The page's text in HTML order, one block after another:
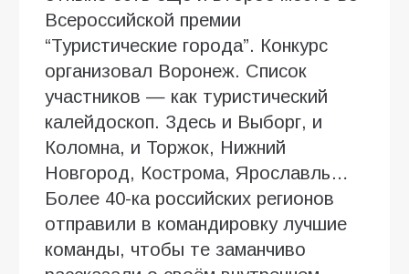
Всероссийской премии
“Туристические города”. Конкурс
организовал Воронеж. Список
участников — как туристический
калейдоскоп. Здесь и Выборг, и
Коломна, и Торжок, Нижний
Новгород, Кострома, Ярославль…
Более 40-ка российских регионов
отправили в командировку лучшие
команды, чтобы те заманчиво